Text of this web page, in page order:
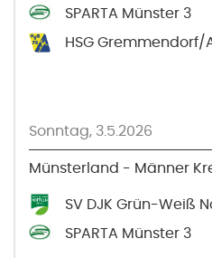
SPARTA Münster 3
HSG
Sonntag, 3.5.2026
Münsterland - Männer
SV DJK Grün-Weiß
SPARTA Münster 3